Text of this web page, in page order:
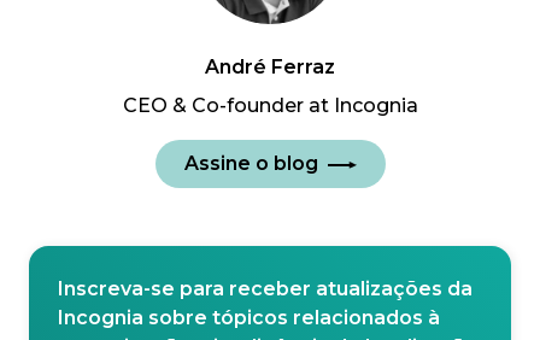
André Ferraz
CEO & Co-founder at Incognia
Assine o blog
Inscreva-se para receber atualizações da
Incognia sobre tópicos relacionados à